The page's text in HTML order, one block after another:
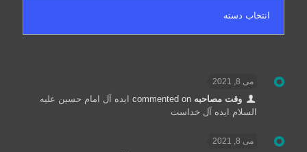
می 8, 2021
وقت مصاحبه commented on
ایده آل امام حسین علیه
السلام ایده آل خداست
می 8, 2021